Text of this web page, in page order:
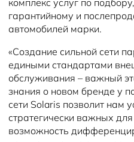
комплекс услуг по
гарантийному и
автомобилей марки.
«Создание сильной сети
едиными стандартами
обслуживания – важный
знания о новом бренде у
сети Solaris позволит нам
стратегически важных
возможность